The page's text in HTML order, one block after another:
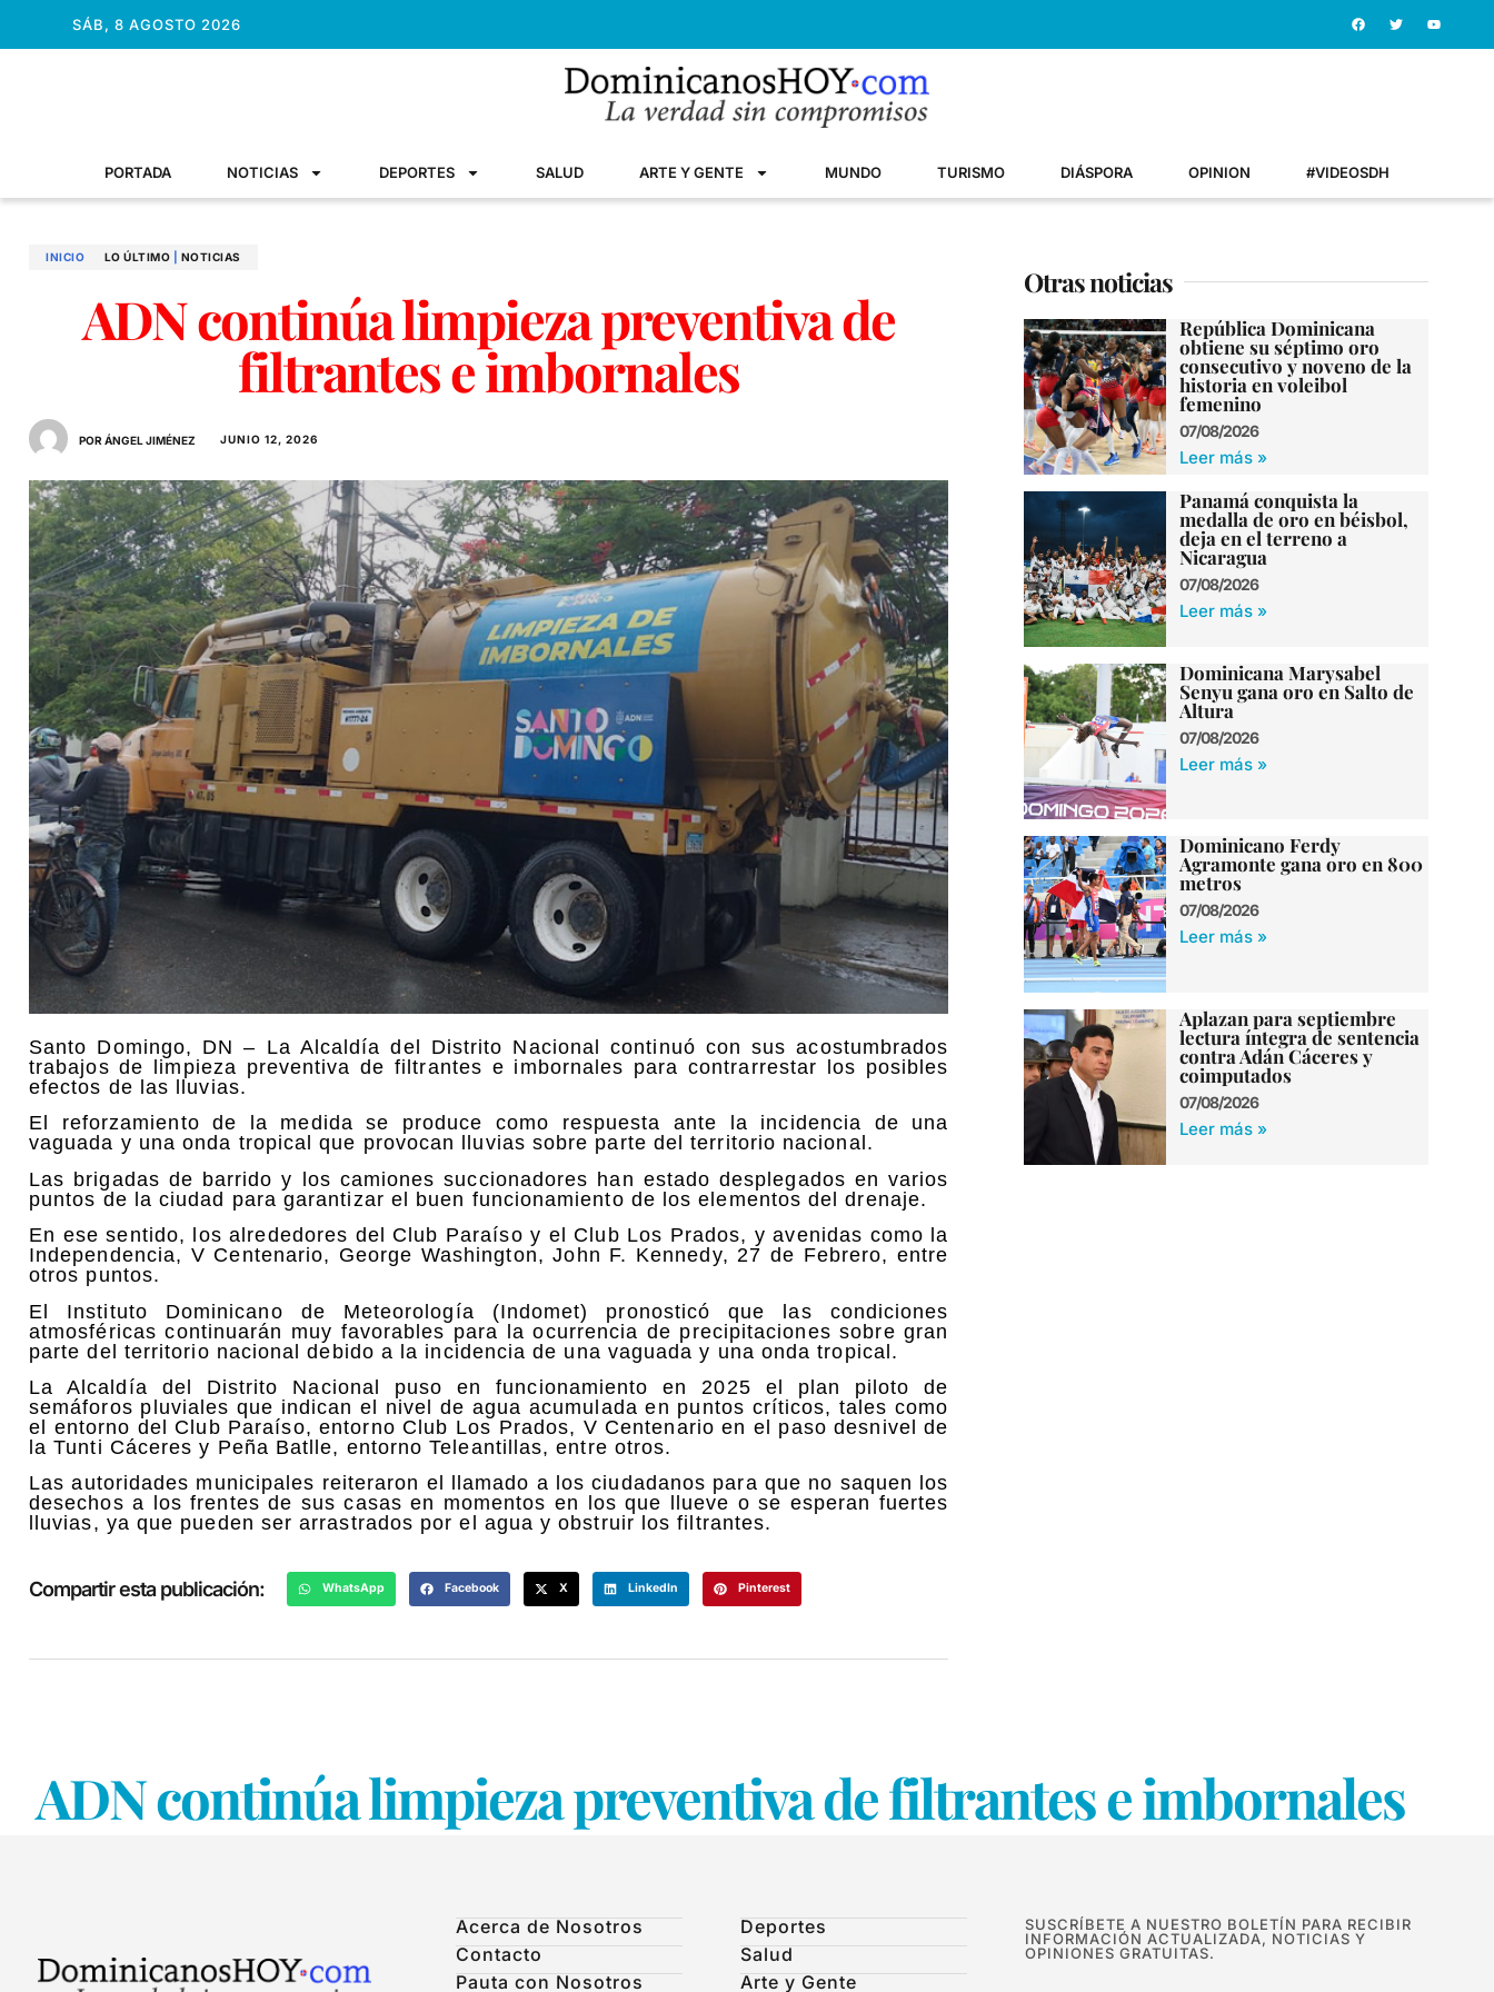
SÁB, 8 AGOSTO 2026
PORTADA NOTICIAS DEPORTES SALUD ARTE Y GENTE MUNDO TURISMO DIÁSPORA OPINION #VIDEOSDH
INICIO LO ÚLTIMO NOTICIAS
ADN continúa limpieza preventiva de
filtrantes e imbornales
POR ÁNGEL JIMÉNEZ JUNIO 12, 2026
Santo Domingo, DN – La Alcaldía del Distrito Nacional continuó con sus acostumbrados
trabajos de limpieza preventiva de filtrantes e imbornales para contrarrestar los posibles
efectos de las lluvias.
El reforzamiento de la medida se produce como respuesta ante la incidencia de una
vaguada y una onda tropical que provocan lluvias sobre parte del territorio nacional.
Las brigadas de barrido y los camiones succionadores han estado desplegados en varios
puntos de la ciudad para garantizar el buen funcionamiento de los elementos del drenaje.
En ese sentido, los alrededores del Club Paraíso y el Club Los Prados, y avenidas como la
Independencia, V Centenario, George Washington, John F. Kennedy, 27 de Febrero, entre
otros puntos.
El Instituto Dominicano de Meteorología (Indomet) pronosticó que las condiciones
atmosféricas continuarán muy favorables para la ocurrencia de precipitaciones sobre gran
parte del territorio nacional debido a la incidencia de una vaguada y una onda tropical.
La Alcaldía del Distrito Nacional puso en funcionamiento en 2025 el plan piloto de
semáforos pluviales que indican el nivel de agua acumulada en puntos críticos, tales como
el entorno del Club Paraíso, entorno Club Los Prados, V Centenario en el paso desnivel de
la Tunti Cáceres y Peña Batlle, entorno Teleantillas, entre otros.
Las autoridades municipales reiteraron el llamado a los ciudadanos para que no saquen los
desechos a los frentes de sus casas en momentos en los que llueve o se esperan fuertes
lluvias, ya que pueden ser arrastrados por el agua y obstruir los filtrantes.
Compartir esta publicación: WhatsApp Facebook X LinkedIn Pinterest
Otras noticias
República Dominicana
obtiene su séptimo oro
consecutivo y noveno de la
historia en voleibol
femenino
07/08/2026
Leer más »
Panamá conquista la
medalla de oro en béisbol,
deja en el terreno a
Nicaragua
07/08/2026
Leer más »
Dominicana Marysabel
Senyu gana oro en Salto de
Altura
07/08/2026
Leer más »
Dominicano Ferdy
Agramonte gana oro en 800
metros
07/08/2026
Leer más »
Aplazan para septiembre
lectura íntegra de sentencia
contra Adán Cáceres y
coimputados
07/08/2026
Leer más »
ADN continúa limpieza preventiva de filtrantes e imbornales
Acerca de Nosotros
Contacto
Pauta con Nosotros
Deportes
Salud
Arte y Gente
SUSCRÍBETE A NUESTRO BOLETÍN PARA RECIBIR
INFORMACIÓN ACTUALIZADA, NOTICIAS Y
OPINIONES GRATUITAS.